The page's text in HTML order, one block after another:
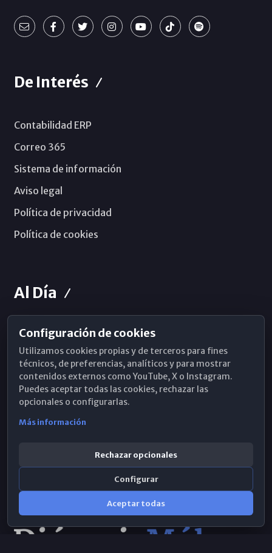
De Interés
Contabilidad ERP
Correo 365
Sistema de información
Aviso legal
Política de privacidad
Política de cookies
Al Día
Horarios de Misa
Hemeroteca
WhatsApp
Configuración de cookies
Utilizamos cookies propias y de terceros para fines
técnicos, de preferencias, analíticos y para mostrar
contenidos externos como YouTube, X o Instagram.
Puedes aceptar todas las cookies, rechazar las
opcionales o configurarlas.
Más información
Rechazar opcionales
Configurar
Aceptar todas